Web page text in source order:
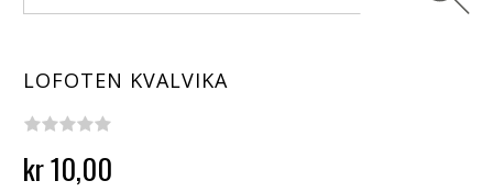
LOFOTEN KVALVIKA
kr 10,00